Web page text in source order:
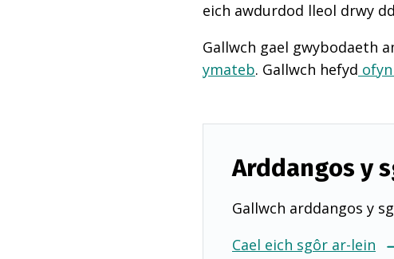
eich awdurdod lleol drwy
Gallwch gael gwybodaeth
ymateb. Gallwch hefyd
Arddangos y
Gallwch arddangos y
Cael eich sgôr ar-lein